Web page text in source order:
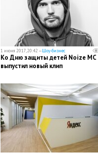
1 июня 2017, 20:42 —Шоу-бизнес
Ко Дню защиты детей Noize MC
выпустил новый клип